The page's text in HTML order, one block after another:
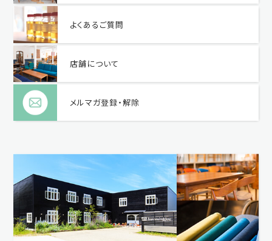
よくあるご質問
店舗について
メルマガ登録・解除